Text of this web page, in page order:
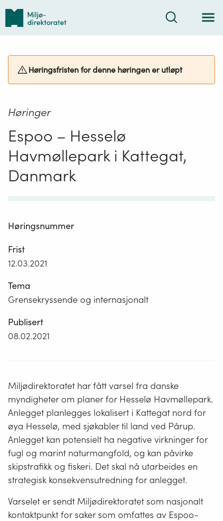
Tilbake
forsiden
Søk
Høringsfristen for denne høringen er utløpt
Høringer
Espoo – Hesselø
Havmøllepark i Kattegat,
Danmark
Høringsnummer
Frist
12.03.2021
Tema
Grensekryssende og internasjonalt
Publisert
08.02.2021
Miljødirektoratet har fått varsel fra danske
myndigheter om planer for Hesselø Havmøllepark.
Anlegget planlegges lokalisert i Kattegat nord for
øya Hesselø, med sjøkabler til land ved Pårup.
Anlegget kan potensielt ha negative virkninger for
fugl og marint naturmangfold, og kan påvirke
skipstrafikk og fiskeri. Det skal nå utarbeides en
strategisk konsekvensutredning for anlegget.
Varselet er sendt Miljødirektoratet som nasjonalt
kontaktpunkt for saker som omfattes av Espoo-